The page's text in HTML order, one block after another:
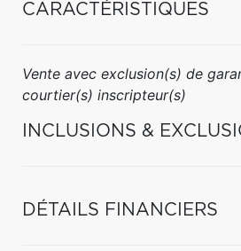
CARACTÉRISTIQUES
Vente avec exclusion(s) de
courtier(s) inscripteur(s)
INCLUSIONS &
DÉTAILS FINANCIERS